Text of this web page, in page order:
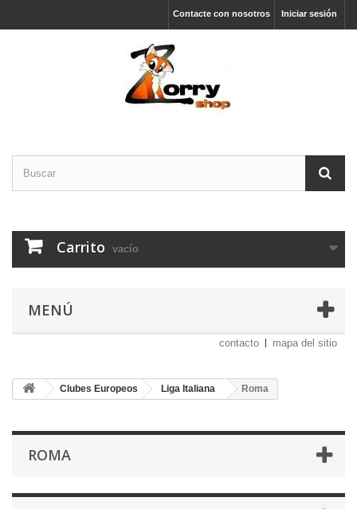
Iniciar sesión
Contacte con nosotros
Carrito vacío
MENÚ
contacto mapa del sitio
Clubes Europeos Liga Italiana Roma
ROMA